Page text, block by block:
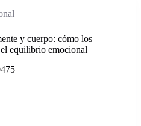
y cuerpo: cómo los
equilibrio emocional